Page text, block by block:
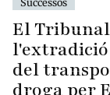
El
del
droga per